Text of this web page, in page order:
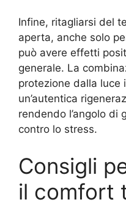
Infine, ritagliarsi del
aperta, anche solo
può avere effetti
generale. La
protezione dalla luce
un’autentica
rendendo l’angolo di
contro lo stress.
Consigli
il comfort